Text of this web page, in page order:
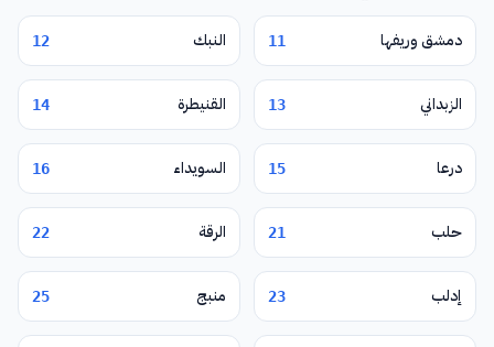
دمشق وريفها 11 النبك 12
الزبداني 13 القنيطرة 14
درعا 15 السويداء 16
حلب 21 الرقة 22
إدلب 23 منبج 25